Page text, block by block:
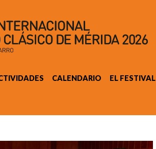
CALENDARIO EL FESTIVAL